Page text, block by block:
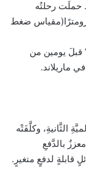
حملَت رحلتُه
علميَّةٍ وبارومترًا(مقياس ضغط
قبلَ يومين من
الثَّانيةِ، وكلَّفَتْه
بالدَّفعِ
قابلةٍ لدفعٍ متغيرٍ.